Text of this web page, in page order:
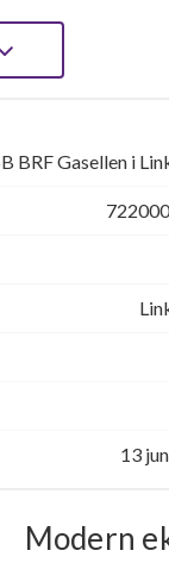
BRF Gasellen i
13
Modern